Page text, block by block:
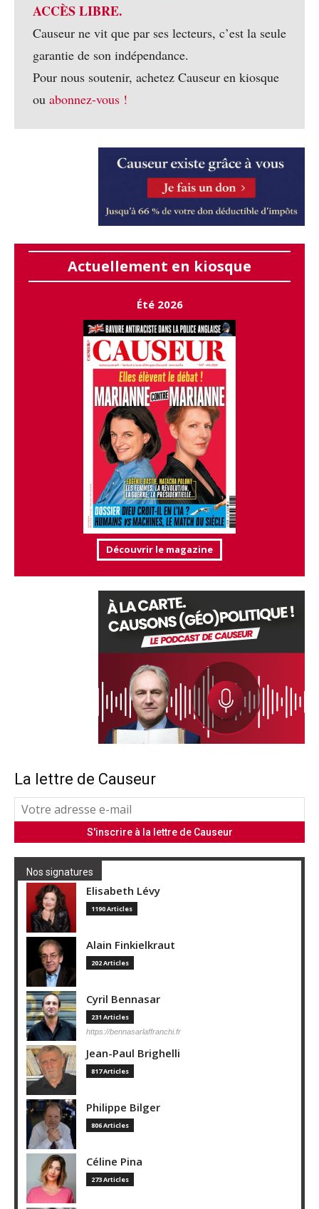
ACCÈS LIBRE.
Causeur ne vit que par ses lecteurs, c’est la seule
garantie de son indépendance.
Pour nous soutenir, achetez Causeur en kiosque
ou abonnez-vous !
Actuellement en kiosque
Été 2026
Découvrir le magazine
La lettre de Causeur
Nos signatures
Elisabeth Lévy
1190 Articles
Alain Finkielkraut
202 Articles
Cyril Bennasar
231 Articles
https://bennasarlaffranchi.fr
Jean-Paul Brighelli
817 Articles
Philippe Bilger
806 Articles
Céline Pina
273 Articles